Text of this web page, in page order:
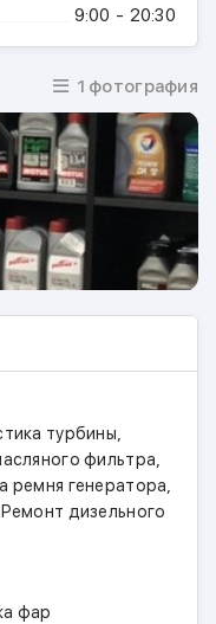
9:00 - 20:30
1 фотография
турбины,
фильтра,
ремня генератора,
Ремонт дизельного
фар